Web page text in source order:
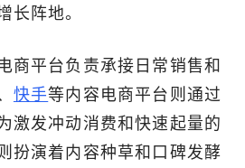
长阵地。
商平台负责承接日常销售和
快手等内容电商平台则通过
激发冲动消费和快速起量的
扮演着内容种草和口碑发酵